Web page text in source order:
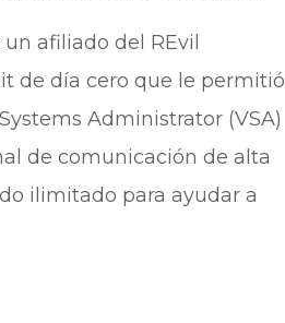
afiliado del REvil
de día cero que le permitió
Administrator (VSA)
de comunicación de alta
ilimitado para ayudar a